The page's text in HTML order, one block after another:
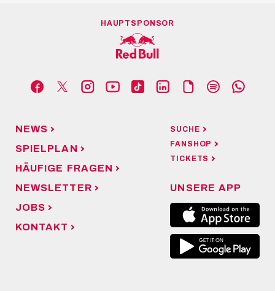
HAUPTSPONSOR
NEWS
SPIELPLAN
HÄUFIGE FRAGEN
NEWSLETTER
JOBS
KONTAKT
SUCHE
FANSHOP
TICKETS
UNSERE APP